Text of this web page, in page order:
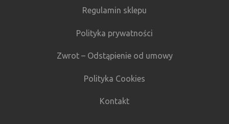
Regulamin sklepu
Polityka prywatności
Zwrot – Odstąpienie od umowy
Polityka Cookies
Kontakt